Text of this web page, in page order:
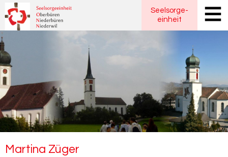
Seelsorge-
einheit
Mar­ti­na Züger